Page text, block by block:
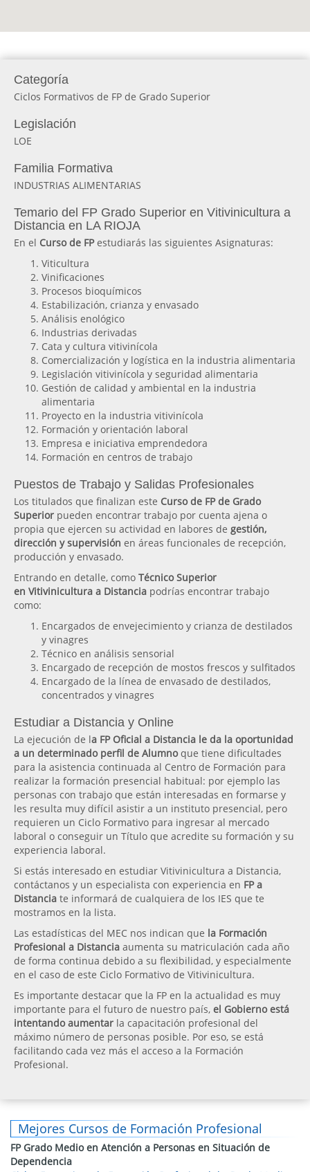
Categoría
Ciclos Formativos de FP de Grado Superior
Legislación
LOE
Familia Formativa
INDUSTRIAS ALIMENTARIAS
Temario del FP Grado Superior en Vitivinicultura a
Distancia en LA RIOJA
En el Curso de FPestudiarás las siguientes Asignaturas:
Viticultura
Vinificaciones
Procesos bioquímicos
Estabilización, crianza y envasado
Análisis enológico
Industrias derivadas
Cata y cultura vitivinícola
Comercialización y logística en la industria alimentaria
Legislación vitivinícola y seguridad alimentaria
Gestión de calidad y ambiental en la industria
alimentaria
Proyecto en la industria vitivinícola
Formación y orientación laboral
Empresa e iniciativa emprendedora
Formación en centros de trabajo
Puestos de Trabajo y Salidas Profesionales
Los titulados que finalizan este Curso de FP de Grado
Superior pueden encontrar trabajo por cuenta ajena o
propia que ejercen su actividad en labores de gestión,
dirección y supervisión en áreas funcionales de recepción,
producción y envasado.
Entrando en detalle, como Técnico Superior
en Vitivinicultura a Distancia podrías encontrar trabajo
como:
Encargados de envejecimiento y crianza de destilados
y vinagres
Técnico en análisis sensorial
Encargado de recepción de mostos frescos y sulfitados
Encargado de la línea de envasado de destilados,
concentrados y vinagres
Estudiar a Distancia y Online
La ejecución de la FP Oficial a Distancia le da la oportunidad
a un determinado perfil de Alumnoque tiene dificultades
para la asistencia continuada al Centro de Formación para
realizar la formación presencial habitual: por ejemplo las
personas con trabajo que están interesadas en formarse y
les resulta muy difícil asistir a un instituto presencial, pero
requieren un Ciclo Formativo para ingresar al mercado
laboral o conseguir un Título que acredite su formación y su
experiencia laboral.
Si estás interesado en estudiar Vitivinicultura a Distancia,
contáctanos y un especialista con experiencia en FP a
Distancia te informará de cualquiera de los IES que te
mostramos en la lista.
Las estadísticas del MEC nos indican que la Formación
Profesional a Distancia aumenta su matriculación cada año
de forma continua debido a su flexibilidad, y especialmente
en el caso de este Ciclo Formativo de Vitivinicultura.
Es importante destacar que la FP en la actualidad es muy
importante para el futuro de nuestro país, el Gobierno está
intentando aumentar la capacitación profesional del
máximo número de personas posible. Por eso, se está
facilitando cada vez más el acceso a la Formación
Profesional.
Mejores Cursos de Formación Profesional
FP Grado Medio en Atención a Personas en Situación de
Dependencia